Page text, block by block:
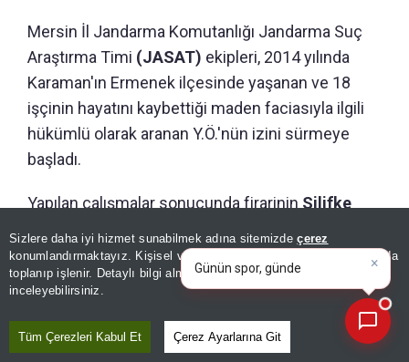
Sizlere daha iyi hizmet sunabilmek adına sitemizdeçerez
konumlandırmaktayız. Kişisel verileriniz, KVKK ve GDPR kapsamında
toplanıp işlenir. Detaylı bilgi almak içinAydınlatma Metnimizi
inceleyebilirsiniz.
Tüm Çerezleri Kabul Et Çerez Ayarlarına Git
Mersin İl Jandarma Komutanlığı Jandarma Suç
Araştırma Timi (JASAT) ekipleri, 2014 yılında
Karaman'ın Ermenek ilçesinde yaşanan ve 18
işçinin hayatını kaybettiği maden faciasıyla ilgili
hükümlü olarak aranan Y.Ö.'nün izini sürmeye
başladı.
Yapılan çalışmalar sonucunda firarinin Silifke
yürüttükleri araştırmalarla Y.Ö.'nün bulunduğu
adresi tespit etti.
8 YIL SONRA YAKALANDI
Günün spor, gündem ve
ekonomi gelişmelerini analiz
edin|